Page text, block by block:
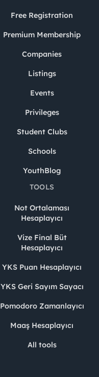
Free Registration
Premium Membership
Companies
Listings
Events
Privileges
Student Clubs
Schools
YouthBlog
TOOLS
Not Ortalaması
Hesaplayıcı
Vize Final Büt
Hesaplayıcı
YKS Puan Hesaplayıcı
YKS Geri Sayım Sayacı
Pomodoro Zamanlayıcı
Maaş Hesaplayıcı
All tools